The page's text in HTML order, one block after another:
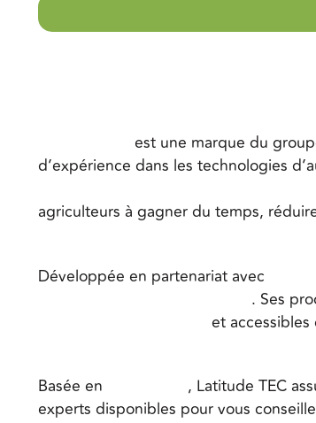
est une marque du
d’expérience dans les technologies
agriculteurs à gagner du temps,
Développée en partenariat avec
. Ses
et accessibles
Basée en , Latitude TEC
experts disponibles pour vous